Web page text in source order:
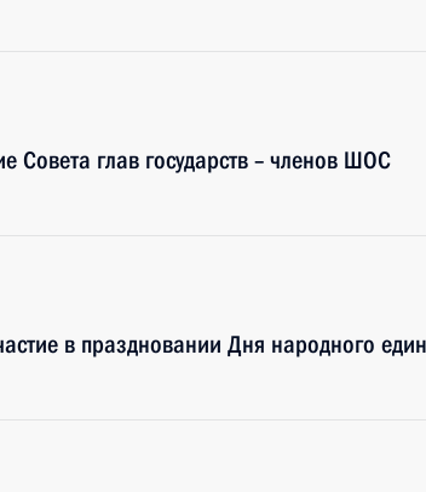
Совета глав государств – членов ШОС
в праздновании Дня народного